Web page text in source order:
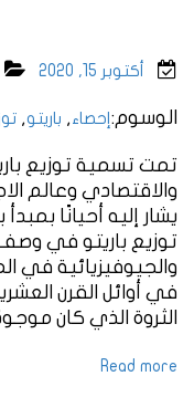
أكتوبر 15, 2020
الوسوم: إحصاء, باريتو,
تمت تسمية توزيع
والاقتصادي وعالم
توزيع باريتو في وصف
والجيوفيزيائية في
في أوائل القرن
الثروة الذي كان
Read more